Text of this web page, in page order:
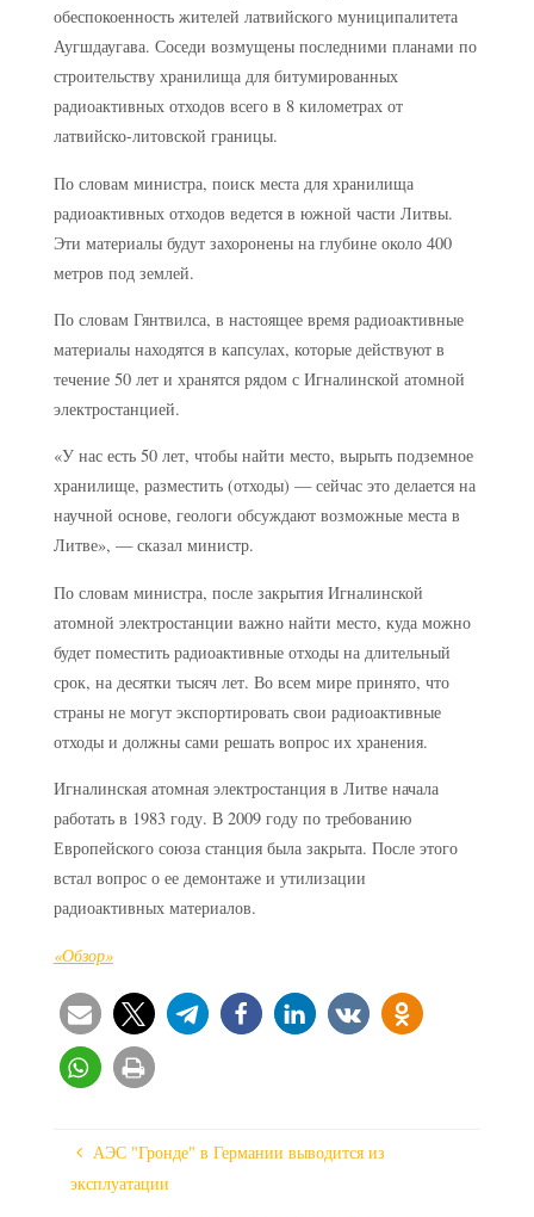
обеспокоенность жителей латвийского муниципалитета
Аугшдаугава. Соседи возмущены последними планами по
строительству хранилища для битумированных
радиоактивных отходов всего в 8 километрах от
латвийско-литовской границы.
По словам министра, поиск места для хранилища
радиоактивных отходов ведется в южной части Литвы.
Эти материалы будут захоронены на глубине около 400
метров под землей.
По словам Гянтвилса, в настоящее время радиоактивные
материалы находятся в капсулах, которые действуют в
течение 50 лет и хранятся рядом с Игналинской атомной
электростанцией.
«У нас есть 50 лет, чтобы найти место, вырыть подземное
хранилище, разместить (отходы) — сейчас это делается на
научной основе, геологи обсуждают возможные места в
Литве», — сказал министр.
По словам министра, после закрытия Игналинской
атомной электростанции важно найти место, куда можно
будет поместить радиоактивные отходы на длительный
срок, на десятки тысяч лет. Во всем мире принято, что
страны не могут экспортировать свои радиоактивные
отходы и должны сами решать вопрос их хранения.
Игналинская атомная электростанция в Литве начала
работать в 1983 году. В 2009 году по требованию
Европейского союза станция была закрыта. После этого
встал вопрос о ее демонтаже и утилизации
радиоактивных материалов.
«Обзор»
АЭС "Гронде" в Германии выводится из
эксплуатации